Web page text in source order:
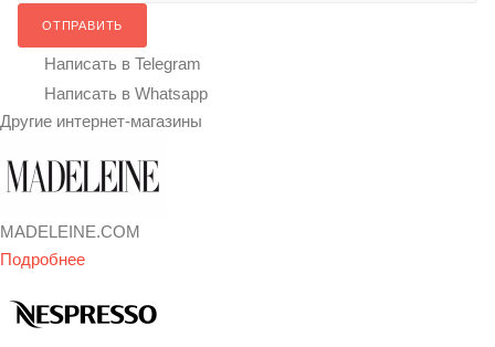
ОТПРАВИТЬ
Написать в Telegram
Написать в Whatsapp
Другие интернет-магазины
MADELEINE.COM
Подробнее